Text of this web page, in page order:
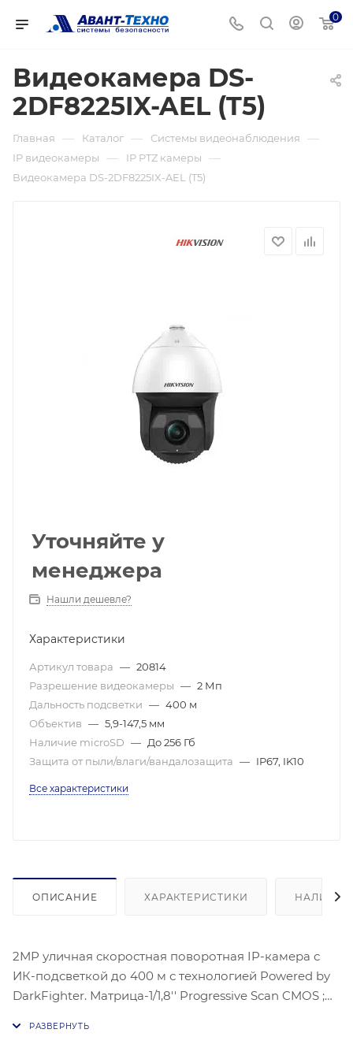
0
Видеокамера DS-
2DF8225IX-AEL (T5)
Главная — Каталог — Системы видеонаблюдения —
IP видеокамеры — IP PTZ камеры —
Видеокамера DS-2DF8225IX-AEL (T5)
Уточняйте у
менеджера
Нашли дешевле?
Характеристики
Артикул товара — 20814
Разрешение видеокамеры — 2 Мп
Дальность подсветки — 400 м
Объектив — 5,9-147,5 мм
Наличие microSD — До 256 Гб
Защита от пыли/влаги/вандалозащита — IP67, IK10
Все характеристики
ОПИСАНИЕ ХАРАКТЕРИСТИКИ НАЛИЧИЕ
2МР уличная скоростная поворотная IP-камера с
ИК-подсветкой до 400 м с технологией Powered by
DarkFighter. Матрица-1/1,8'' Progressive Scan CMOS ;